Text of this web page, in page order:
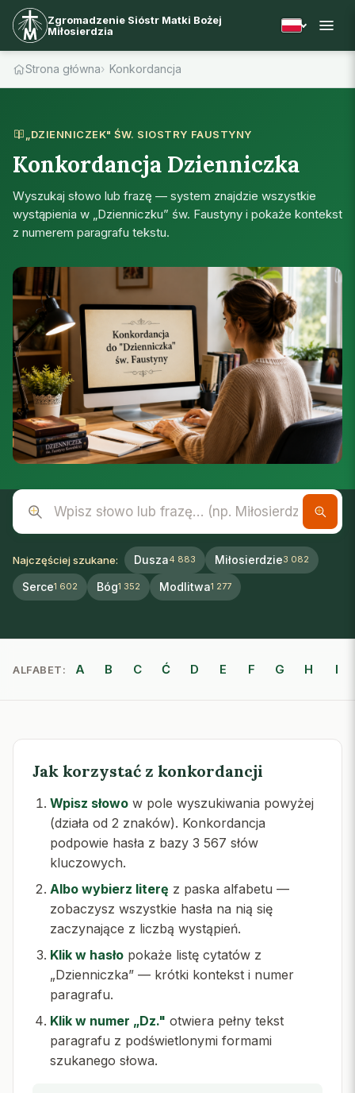
Zgromadzenie Sióstr Matki Bożej
Miłosierdzia
Strona główna Konkordancja
„DZIENNICZEK" ŚW. SIOSTRY FAUSTYNY
Konkordancja Dzienniczka
Wyszukaj słowo lub frazę — system znajdzie wszystkie
wystąpienia w „Dzienniczku” św. Faustyny i pokaże kontekst
z numerem paragrafu tekstu.
Wpisz słowo lub frazę
Najczęściej szukane: Dusza4 883 Miłosierdzie3 082
Serce1 602 Bóg1 352 Modlitwa1 277
ALFABET: A B C Ć D E F G H I
Jak korzystać z konkordancji
Wpisz słowo w pole wyszukiwania powyżej
(działa od 2 znaków). Konkordancja
podpowie hasła z bazy 3 567 słów
kluczowych.
Albo wybierz literę z paska alfabetu —
zobaczysz wszystkie hasła na nią się
zaczynające z liczbą wystąpień.
Klik w hasło pokaże listę cytatów z
„Dzienniczka” — krótki kontekst i numer
paragrafu.
Klik w numer „Dz." otwiera pełny tekst
paragrafu z podświetlonymi formami
szukanego słowa.